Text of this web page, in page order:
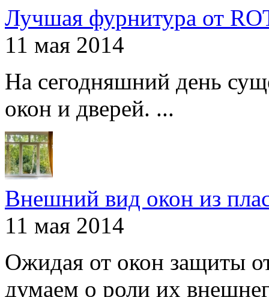
Лучшая фурнитура от
11 мая 2014
На сегодняшний день
окон и дверей. ...
Внешний вид окон из
11 мая 2014
Ожидая от окон защиты
думаем о роли их